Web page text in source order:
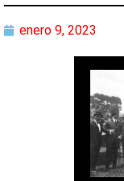
enero 9, 2023